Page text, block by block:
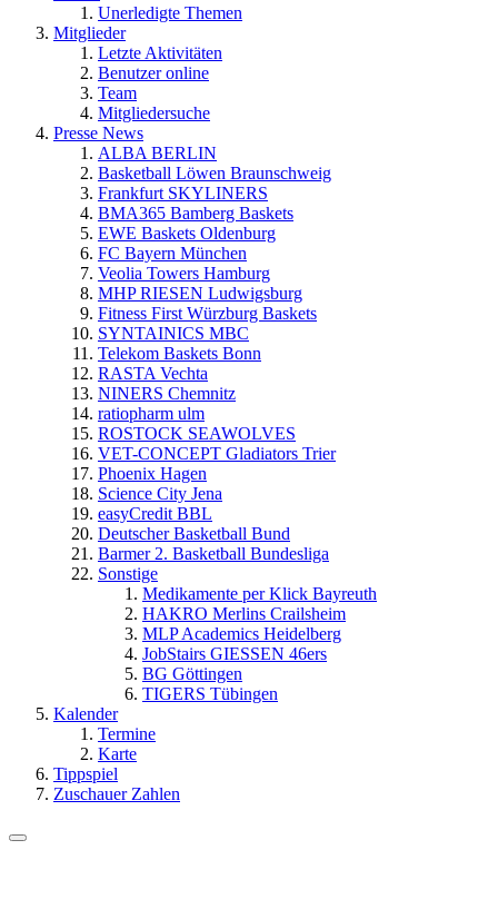
Unerledigte Themen
Mitglieder
Letzte Aktivitäten
Benutzer online
Team
Mitgliedersuche
Presse News
ALBA BERLIN
Basketball Löwen Braunschweig
Frankfurt SKYLINERS
BMA365 Bamberg Baskets
EWE Baskets Oldenburg
FC Bayern München
Veolia Towers Hamburg
MHP RIESEN Ludwigsburg
Fitness First Würzburg Baskets
SYNTAINICS MBC
Telekom Baskets Bonn
RASTA Vechta
NINERS Chemnitz
ratiopharm ulm
ROSTOCK SEAWOLVES
VET-CONCEPT Gladiators Trier
Phoenix Hagen
Science City Jena
easyCredit BBL
Deutscher Basketball Bund
Barmer 2. Basketball Bundesliga
Sonstige
Medikamente per Klick Bayreuth
HAKRO Merlins Crailsheim
MLP Academics Heidelberg
JobStairs GIESSEN 46ers
BG Göttingen
TIGERS Tübingen
Kalender
Termine
Karte
Tippspiel
Zuschauer Zahlen